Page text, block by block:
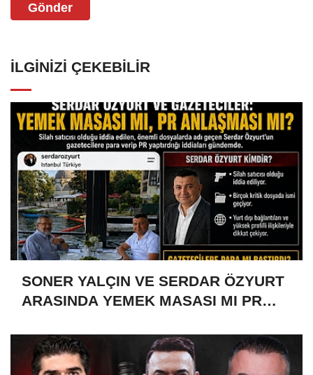
Gönder
İLGINIZI ÇEKEBILIR
SONER YALÇIN VE SERDAR ÖZYURT
ARASINDA YEMEK MASASI MI PR